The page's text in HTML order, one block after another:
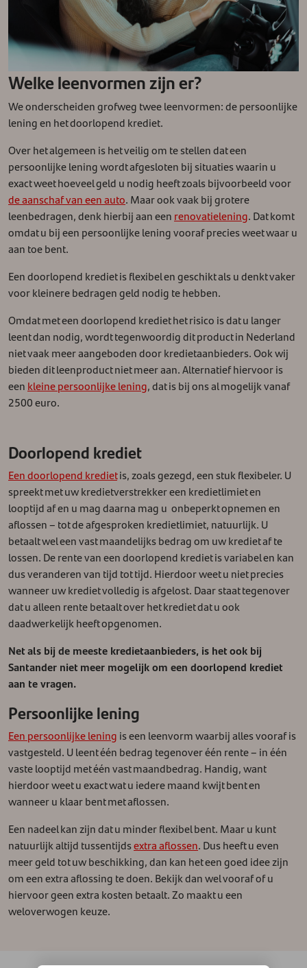
Welke leenvormen zijn er?
We onderscheiden grofweg twee leenvormen: de persoonlijke
lening en het doorlopend krediet.
Over het algemeen is het veilig om te stellen dat een
persoonlijke lening wordt afgesloten bij situaties waarin u
exact weet hoeveel geld u nodig heeft zoals bijvoorbeeld voor
de aanschaf van een auto. Maar ook vaak bij grotere
leenbedragen, denk hierbij aan een renovatielening. Dat komt
omdat u bij een persoonlijke lening vooraf precies weet waar u
aan toe bent.
Een doorlopend krediet is flexibel en geschikt als u denkt vaker
voor kleinere bedragen geld nodig te hebben.
Omdat met een doorlopend krediet het risico is dat u langer
leent dan nodig, wordt tegenwoordig dit product in Nederland
niet vaak meer aangeboden door kredietaanbieders. Ook wij
bieden dit leenproduct niet meer aan. Alternatief hiervoor is
een kleine persoonlijke lening, dat is bij ons al mogelijk vanaf
2500 euro.
Doorlopend krediet
Een doorlopend kredietis, zoals gezegd, een stuk flexibeler. U
spreekt met uw kredietverstrekker een kredietlimiet en
looptijd af en u mag daarna mag u onbeperkt opnemen en
aflossen – tot de afgesproken kredietlimiet, natuurlijk. U
betaalt wel een vast maandelijks bedrag om uw krediet af te
lossen. De rente van een doorlopend krediet is variabel en kan
dus veranderen van tijd tot tijd. Hierdoor weet u niet precies
wanneer uw krediet volledig is afgelost. Daar staat tegenover
dat u alleen rente betaalt over het krediet dat u ook
daadwerkelijk heeft opgenomen.
Net als bij de meeste kredietaanbieders, is het ook bij
Santander niet meer mogelijk om een doorlopend krediet
aan te vragen.
Persoonlijke lening
Een persoonlijke lening is een leenvorm waarbij alles vooraf is
vastgesteld. U leent één bedrag tegenover één rente – in één
vaste looptijd met één vast maandbedrag. Handig, want
hierdoor weet u exact wat u iedere maand kwijt bent en
wanneer u klaar bent met aflossen.
Een nadeel kan zijn dat u minder flexibel bent. Maar u kunt
natuurlijk altijd tussentijdsextra aflossen. Dus heeft u even
meer geld tot uw beschikking, dan kan het een goed idee zijn
om een extra aflossing te doen. Bekijk dan wel vooraf of u
hiervoor geen extra kosten betaalt. Zo maakt u een
weloverwogen keuze.